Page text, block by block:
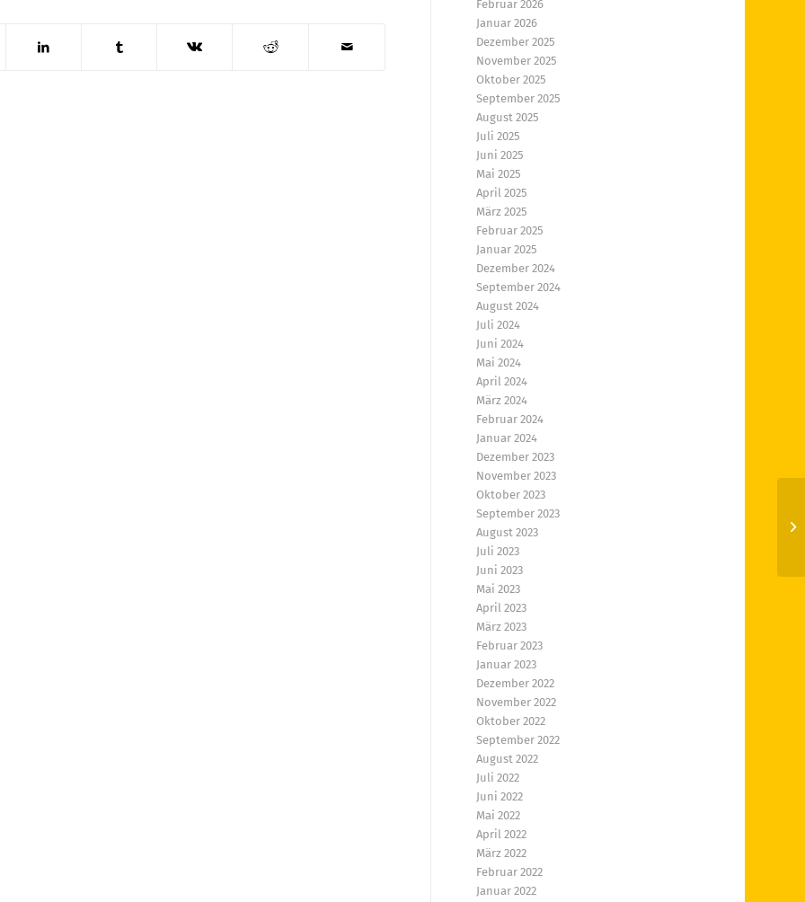
Februar 2026
Januar 2026
Dezember 2025
November 2025
Oktober 2025
September 2025
August 2025
Juli 2025
Juni 2025
Mai 2025
April 2025
März 2025
Februar 2025
Januar 2025
Dezember 2024
September 2024
August 2024
Juli 2024
Juni 2024
Mai 2024
April 2024
März 2024
Februar 2024
Januar 2024
Dezember 2023
November 2023
Oktober 2023
September 2023
August 2023
Juli 2023
Juni 2023
Mai 2023
April 2023
März 2023
Februar 2023
Januar 2023
Dezember 2022
November 2022
Oktober 2022
September 2022
August 2022
Juli 2022
Juni 2022
Mai 2022
April 2022
März 2022
Februar 2022
Januar 2022